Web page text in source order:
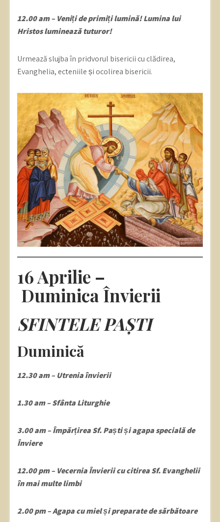
12.00 am – Veniți de primiți lumină! Lumina lui
Hristos luminează tuturor!
Urmează slujba în pridvorul bisericii cu clădirea,
Evanghelia, ecteniile și ocolirea bisericii.
16 Aprilie –
Duminica Învierii
SFINTELE PAȘTI
Duminică
12.30 am – Utrenia învierii
1.30 am – Sfânta Liturghie
3.00 am – Împărțirea Sf. Paști și agapa specială de
Înviere
12.00 pm – Vecernia Învierii cu citirea Sf. Evanghelii
în mai multe limbi
2.00 pm – Agapa cu miel și preparate de sărbătoare